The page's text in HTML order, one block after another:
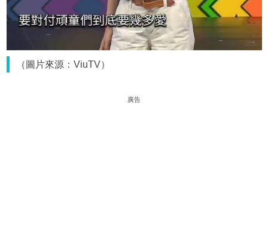
（圖片來源：ViuTV）
廣告